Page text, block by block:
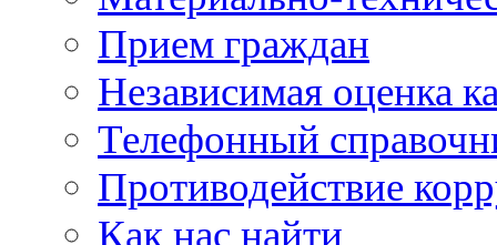
Прием граждан
Независимая оценка
Телефонный
Противодействие
Как нас найти